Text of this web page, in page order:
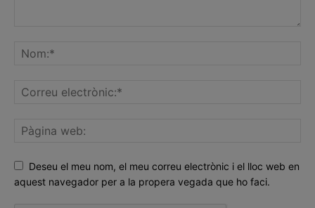
Deseu el meu nom, el meu correu electrònic i el lloc web en
aquest navegador per a la propera vegada que ho faci.